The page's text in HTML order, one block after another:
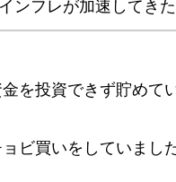
ンフレが加速してき
を投資できず貯めて
ビ買いをしていました